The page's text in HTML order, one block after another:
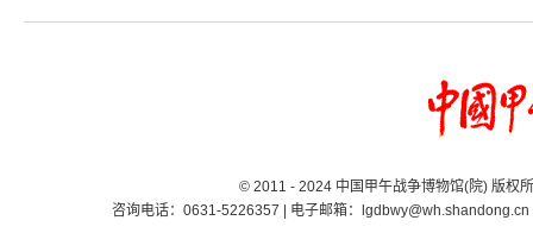
© 2011 - 2024 中国甲午战争博物馆(院) 版
咨询电话：0631-5226357 | 电子邮箱：